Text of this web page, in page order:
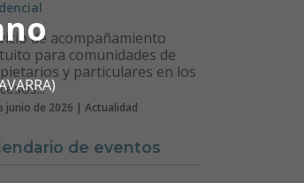
de acompañamiento
para comunidades de
y particulares en los
junio de 2026 | Actualidad
de eventos